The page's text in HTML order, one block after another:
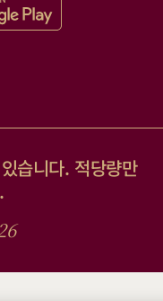
습니다. 적당량만